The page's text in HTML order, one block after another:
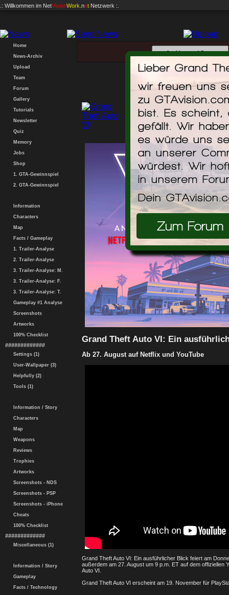
.: Willkommen im NetVisionWork .net Netzwerk :.
Lieber Grand
wir freuen uns
zu
bist. Es scheint,
gefällt. Wir
es würde uns
an unserer
würdest. Wir
in unserem
Dein
Zum Forum
Home
News-Archiv
Upload
Team
Forum
Gallery
Tutorials
Newsletter
Quiz
Memory
Jobs
Shop
1. GTA-Gewinnspiel
2. GTA-Gewinnspiel
Information
Characters
Map
Facts / Gameplay
1. Trailer-Analyse
2. Trailer-Analyse
3. Trailer-Analyse: M.
3. Trailer-Analyse: F.
3. Trailer-Analyse: T.
Gameplay #1 Analyse
Screenshots
Artworks
100% Checklist
#############
Settings (1)
User-Wallpaper (3)
Helpfully (2)
Tools (1)
Information / Story
Characters
Map
Weapons
Reviews
Trophies
Artworks
Screenshots - NDS
Screenshots - PSP
Screenshots - iPhone
Cheats
100% Checklist
#############
Miscellaneous (1)
Information / Story
Gameplay
Facts / Technology
Trailer 'Grand
ausführlicher
Grand Theft Auto VI: Ein
Ab 27. August auf Netflix und YouTube
Grand Theft Auto VI: Ein ausführlicher Blick feiert am
außerdem am 27. August um 9 p.m. ET auf dem
Auto VI.
Grand Theft Auto VI erscheint am 19. November für